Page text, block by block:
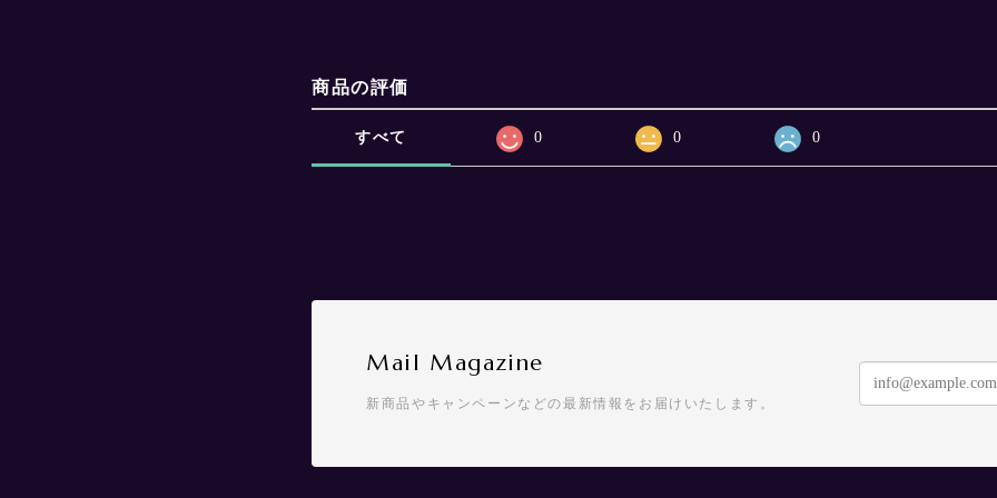
商品の評価
すべて 0 0 0
Mail Magazine
新商品やキャンペーンなどの最新情報をお届けいたします。